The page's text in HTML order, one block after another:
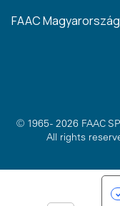
FAAC
© 1965 - 2026 FAAC
All rights